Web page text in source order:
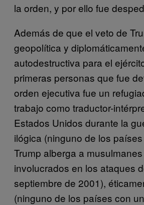
la orden, y por ello fue
Además de que el veto de
geopolítica y
autodestructiva para el
primeras personas que fue
orden ejecutiva fue un
trabajo como traductor-
Estados Unidos durante la
ilógica (ninguno de los
Trump alberga a
involucrados en los ataques
septiembre de 2001),
(ninguno de los países con